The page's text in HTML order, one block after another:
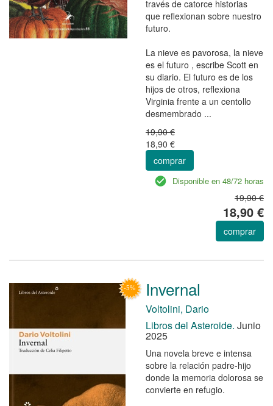
través de catorce historias
que reflexionan sobre nuestro
futuro.
La nieve es pavorosa, la nieve
es el futuro , escribe Scott en
su diario. El futuro es de los
hijos de otros, reflexiona
Virginia frente a un centollo
desmembrado ...
19,90 €
18,90 €
comprar
Disponible en 48/72 horas
19,90 €
18,90 €
comprar
Invernal
Voltolini, Dario
Libros del Asteroide. Junio
2025
Una novela breve e intensa
sobre la relación padre-hijo
donde la memoria dolorosa se
convierte en refugio.